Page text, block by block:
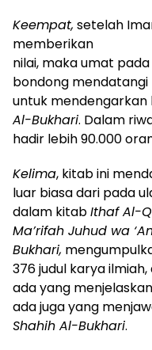
Keempat, setelah
memberikan
nilai, maka umat
bondong
untuk mendengarkan
Al-Bukhari. Dalam
hadir lebih 90.000
Kelima, kitab ini
luar biasa dari pada
dalam kitabIthaf Al-
Ma’rifah Juhud wa
Bukhari,
376 judul karya
ada yang
ada juga yang
Shahih Al-Bukhari.